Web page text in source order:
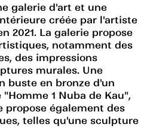
galerie d'art et une
créée par l'artiste
2021. La galerie propose
notamment des
des impressions
murales. Une
buste en bronze d'un
1 Nuba de Kau",
propose également des
telles qu'une sculpture